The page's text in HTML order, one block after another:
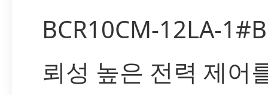
BCR10CM-12LA-
뢰성 높은 전력 제어